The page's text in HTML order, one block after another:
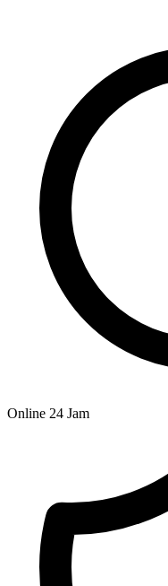
Online 24 Jam